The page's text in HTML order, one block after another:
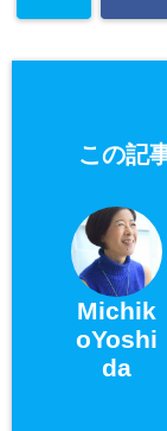
この記
Michik
oYoshi
da